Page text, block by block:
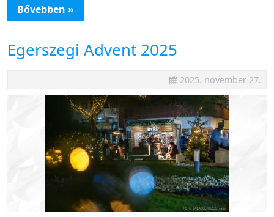
Bővebben »
Egerszegi Advent 2025
2025. november 27.